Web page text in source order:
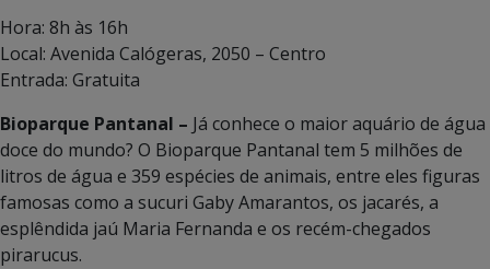
Hora: 8h às 16h
Local: Avenida Calógeras, 2050 – Centro
Entrada: Gratuita
Bioparque Pantanal – Já conhece o maior aquário de água
doce do mundo? O Bioparque Pantanal tem 5 milhões de
litros de água e 359 espécies de animais, entre eles figuras
famosas como a sucuri Gaby Amarantos, os jacarés, a
esplêndida jaú Maria Fernanda e os recém-chegados
pirarucus.